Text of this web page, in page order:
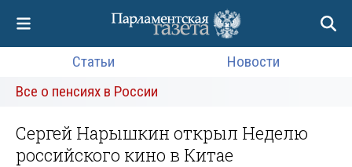
Статьи
Новости
Все о пенсиях в России
Сергей Нарышкин открыл Неделю
российского кино в Китае